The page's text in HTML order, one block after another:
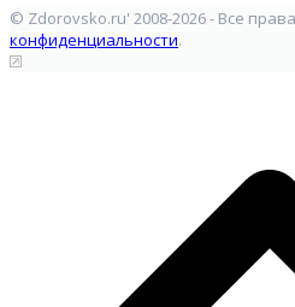
© Zdorovsko.ru' 2008-2026 - Все
конфиденциальности.